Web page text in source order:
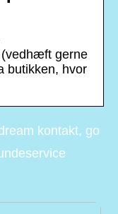
(vedhæft gerne
butikken, hvor
kontakt, go